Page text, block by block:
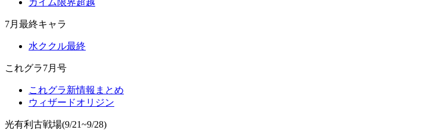
カイム限界超越
7月最終キャラ
水ククル最終
これグラ7月号
これグラ新情報まとめ
ウィザードオリジン
光有利古戦場(9/21~9/28)